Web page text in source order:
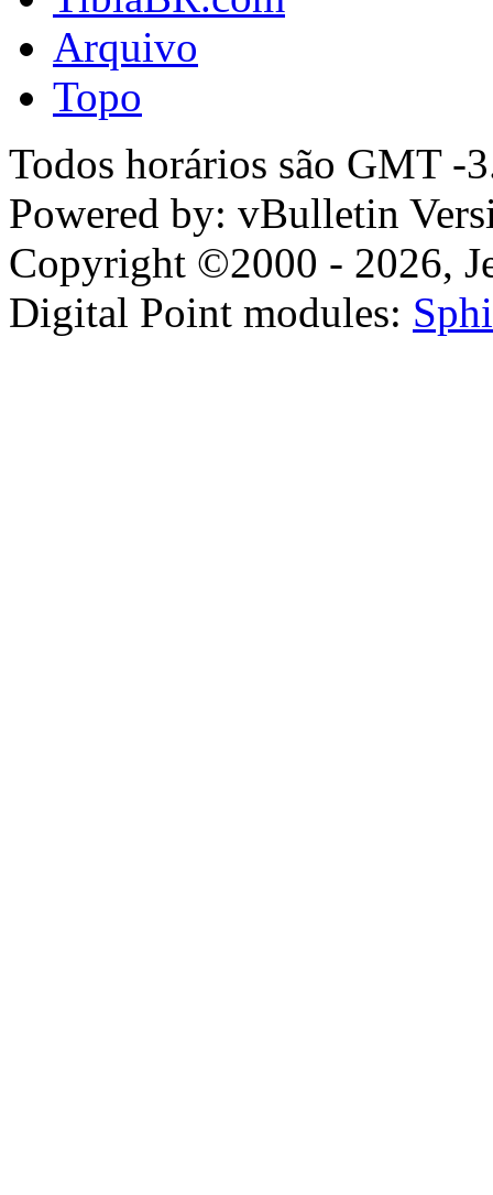
Arquivo
Topo
Todos horários são GMT -
Powered by: vBulletin
Copyright ©2000 - 2026,
Digital Point modules: